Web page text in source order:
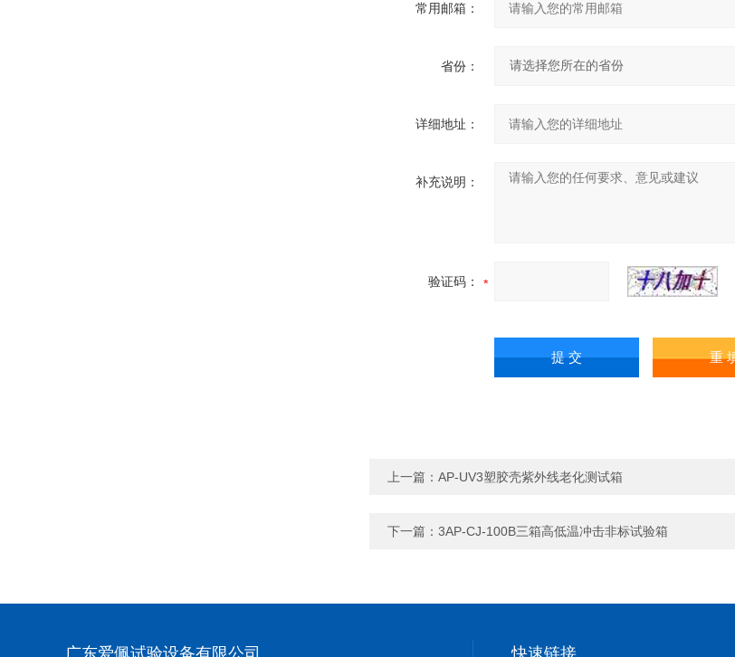
常用邮箱：
省份：
详细地址：
补充说明：
验证码：
上一篇： AP-UV3塑胶壳紫外线老化测试箱
下一篇： 3AP-CJ-100B三箱高低温冲击非标试验箱
广东爱佩试验设备有限公司 快速链接